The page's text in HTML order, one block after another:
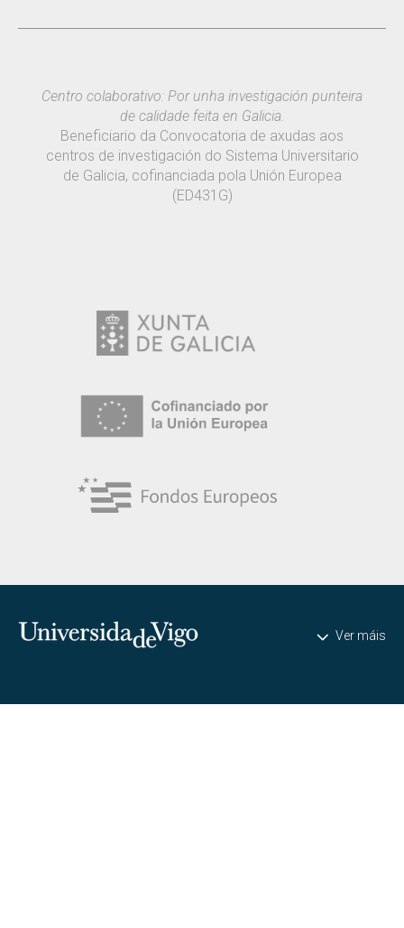
Centro colaborativo: Por unha investigación punteira
de calidade feita en Galicia.
Beneficiario da Convocatoria de axudas aos
centros de investigación do Sistema Universitario
de Galicia, cofinanciada pola Unión Europea
(ED431G)
Universidade de Vigo Ver máis